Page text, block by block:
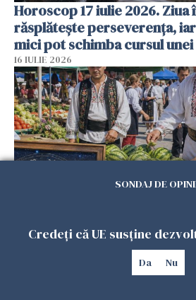
Horoscop 17 iulie 2026.
răsplătește perseverența,
mici pot schimba cursul
16 IULIE 2026
Horoscop 16 iulie 2026.
făcute cu sufletul deschid
rațiunea nu le putea vedea
SONDAJ DE
Credeți că UE susține
Da Nu